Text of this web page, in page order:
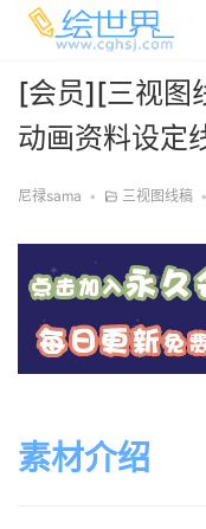
[会员][三视图
动画资料设定
尼禄sama • 三视图线稿 •
素材介绍